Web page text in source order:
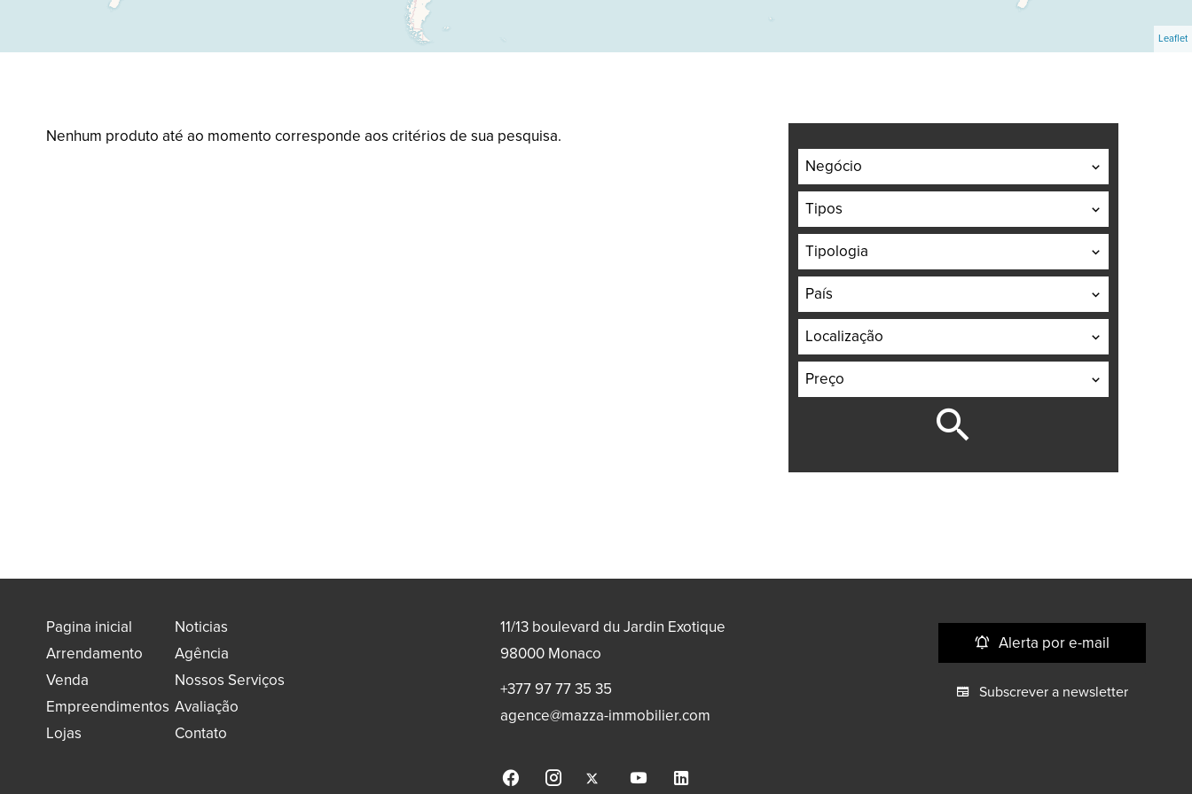
Leaflet
Nenhum produto até ao momento corresponde aos critérios de sua pesquisa.
Negócio
Tipos
Tipologia
País
Localização
Preço
Pagina inicial
Arrendamento
Venda
Empreendimentos
Lojas
Noticias
Agência
Nossos Serviços
Avaliação
Contato
11/13 boulevard du Jardin Exotique
98000 Monaco
+377 97 77 35 35
agence@mazza-immobilier.com
Alerta por e-mail
Subscrever a newsletter